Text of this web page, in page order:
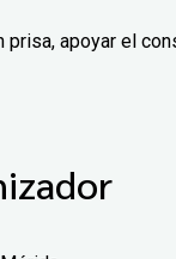
apoyar el